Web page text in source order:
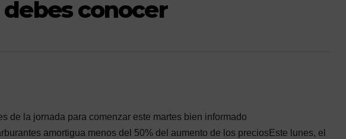
conocer
de la jornada para comenzar este martes bien informado
amortigua menos del 50% del aumento de los preciosEste lunes, el